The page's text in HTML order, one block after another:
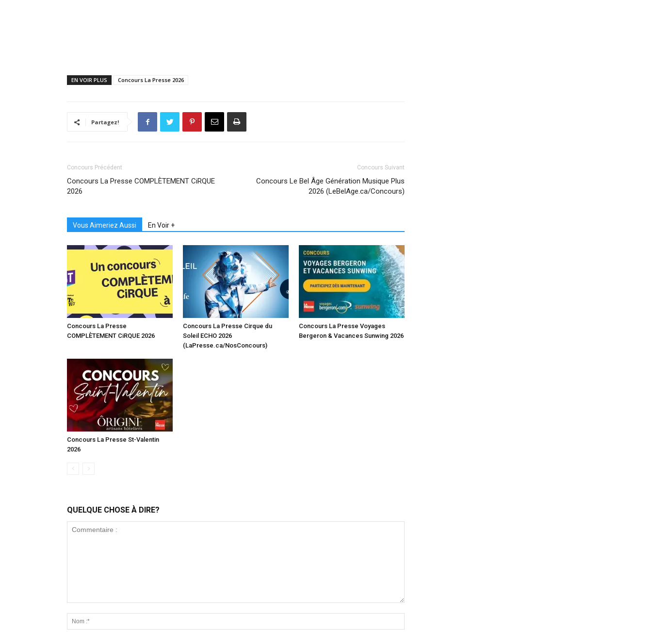
EN VOIR PLUS Concours La Presse 2026
Partagez!
Concours Précédent
Concours La Presse COMPLÈTEMENT CiRQUE
2026
Concours Suivant
Concours Le Bel Âge Génération Musique Plus
2026 (LeBelAge.ca/Concours)
Vous Aimeriez Aussi En Voir +
Concours La Presse
COMPLÈTEMENT CiRQUE 2026
Concours La Presse Cirque du
Soleil ECHO 2026
(LaPresse.ca/NosConcours)
Concours La Presse Voyages
Bergeron & Vacances Sunwing 2026
Concours La Presse St-Valentin
2026
QUELQUE CHOSE À DIRE?